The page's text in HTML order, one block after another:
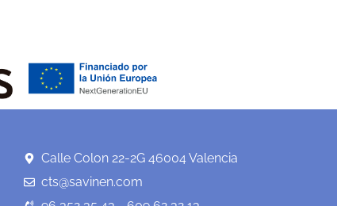
Calle Colon 22-2G 46004 Valencia
cts@savinen.com